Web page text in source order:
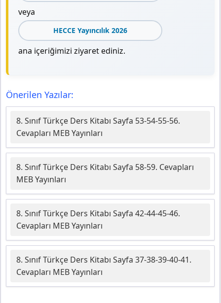
veya
HECCE Yayıncılık 2026
ana içeriğimizi ziyaret ediniz.
Önerilen Yazılar:
8. Sınıf Türkçe Ders Kitabı Sayfa 53-54-55-56.
Cevapları MEB Yayınları
8. Sınıf Türkçe Ders Kitabı Sayfa 58-59. Cevapları
MEB Yayınları
8. Sınıf Türkçe Ders Kitabı Sayfa 42-44-45-46.
Cevapları MEB Yayınları
8. Sınıf Türkçe Ders Kitabı Sayfa 37-38-39-40-41.
Cevapları MEB Yayınları